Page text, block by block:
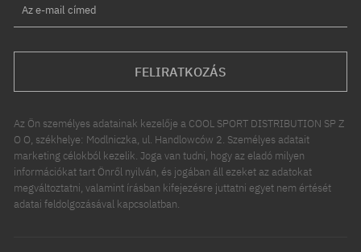
Az e-mail címed
FELIRATKOZÁS
Az Ön személyes adatainak kezelője a COOL SPORT DISTRIBUTION SP Z
O O, székhelye: Modlniczka, ul. Handlowców 2. Személyes adatait
marketing célokból kezelik. Joga van tudni, hogy az eladó milyen
információkat tart Önről nyilván, és jogában áll ezeket az adatokat
megváltoztatni, valamint írásban kifejezésre juttatni egyet nem értését
adatai feldolgozásával kapcsolatban.